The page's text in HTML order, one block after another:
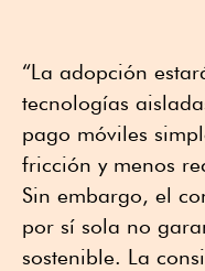
“La adopción
tecnologías
pago móviles
fricción y menos
Sin embargo, el
por sí sola no
sostenible. La